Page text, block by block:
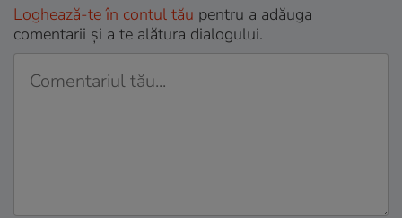
Loghează-te în contul tău pentru a adăuga
comentarii și a te alătura dialogului.